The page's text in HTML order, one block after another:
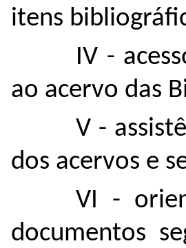
itens
IV -
ao acervo das
V -
dos acervos e
VI -
documentos